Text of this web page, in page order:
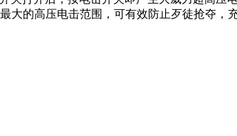
大的高压电击范围，可有效防止歹徒抢夺，